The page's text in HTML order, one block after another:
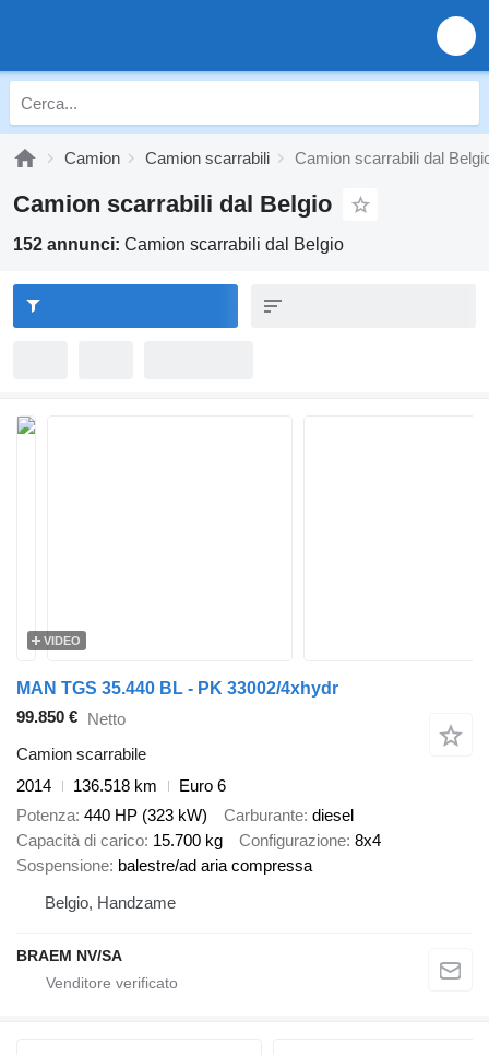
Camion Camion scarrabili Camion scarrabili dal
Camion scarrabili dal Belgio
152 annunci: Camion scarrabili dal Belgio
VIDEO
MAN TGS 35.440 BL - PK 33002/4xhydr
99.850 € Netto
Camion scarrabile
2014
136.518 km
Euro 6
Potenza 440 HP (323 kW) Carburante diesel
Capacità di carico 15.700 kg Configurazione 8x4
Sospensione balestre/ad aria compressa
Belgio, Handzame
BRAEM NV/SA